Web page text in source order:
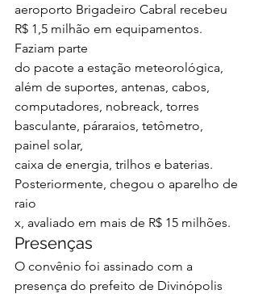
aeroporto Brigadeiro Cabral recebeu
R$ 1,5 milhão em equipamentos.
Faziam parte
do pacote a estação meteorológica,
além de suportes, antenas, cabos,
computadores, nobreack, torres
basculante, páraraios, tetômetro,
painel solar,
caixa de energia, trilhos e baterias.
Posteriormente, chegou o aparelho de
raio
x, avaliado em mais de R$ 15 milhões.
Presenças
O convênio foi assinado com a
presença do prefeito de Divinópolis